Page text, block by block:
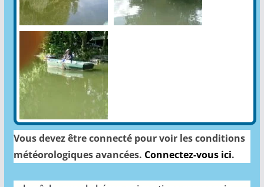
Vous devez être connecté pour voir les conditions
météorologiques avancées. Connectez-vous ici.